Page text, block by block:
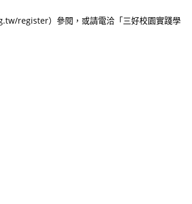
register）參閱，或請電洽「三好校園實踐學